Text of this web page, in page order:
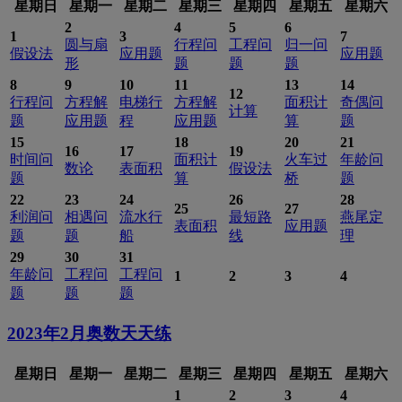
星期日 星期一 星期二 星期三 星期四 星期五
星期六
1
假设法
2
圆与扇
形
3
应用题
4
行程问
题
5
工程问
题
6
归一问
题
7
应用题
8
行程问
题
9
方程解
应用题
10
电梯行
程
11
方程解
应用题
12
计算
13
面积计
算
14
奇偶问
题
15
时间问
题
16
数论
17
表面积
18
面积计
算
19
假设法
20
火车过
桥
21
年龄问
题
22
利润问
题
23
相遇问
题
24
流水行
船
25
表面积
26
最短路
线
27
应用题
28
燕尾定
理
29
年龄问
题
30
工程问
题
31
工程问
题
1 2 3 4
2023年2月 奥数天天练
星期日 星期一 星期二 星期三 星期四 星期五
星期六
1
2 3 4